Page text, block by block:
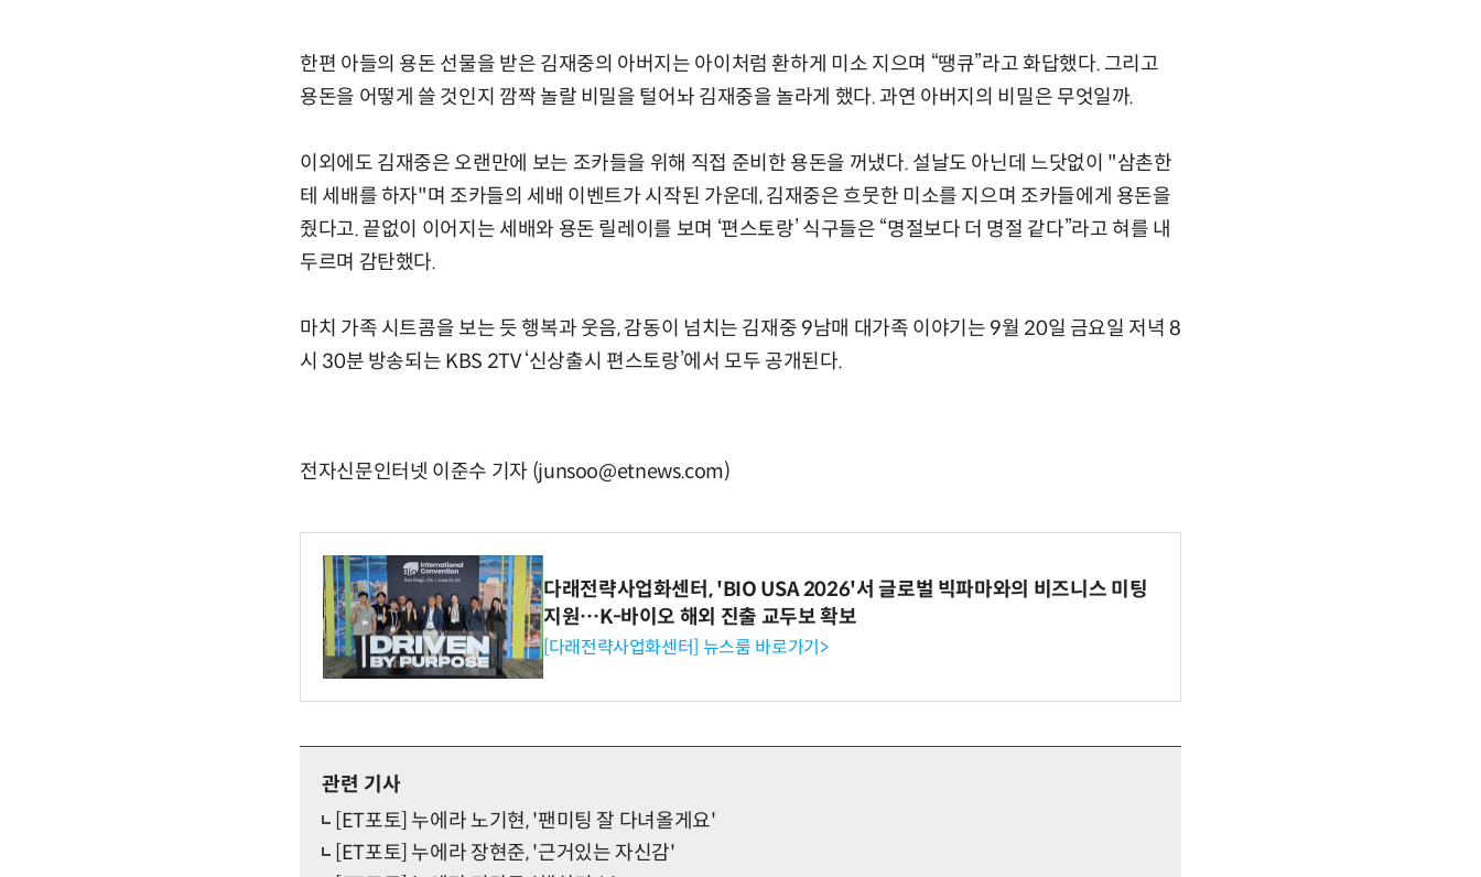
한편 아들의 용돈 선물을 받은 김재중의 아버지는 아이처럼 환하게 미소 지으며 “땡큐”라고 화답했다. 그리고
용돈을 어떻게 쓸 것인지 깜짝 놀랄 비밀을 털어놔 김재중을 놀라게 했다. 과연 아버지의 비밀은 무엇일까.
이외에도 김재중은 오랜만에 보는 조카들을 위해 직접 준비한 용돈을 꺼냈다. 설날도 아닌데 느닷없이 "삼촌한
테 세배를 하자"며 조카들의 세배 이벤트가 시작된 가운데, 김재중은 흐뭇한 미소를 지으며 조카들에게 용돈을
줬다고. 끝없이 이어지는 세배와 용돈 릴레이를 보며 ‘편스토랑’ 식구들은 “명절보다 더 명절 같다”라고 혀를 내
두르며 감탄했다.
마치 가족 시트콤을 보는 듯 행복과 웃음, 감동이 넘치는 김재중 9남매 대가족 이야기는 9월 20일 금요일 저녁 8
시 30분 방송되는 KBS 2TV ‘신상출시 편스토랑’에서 모두 공개된다.
전자신문인터넷 이준수 기자 (junsoo@etnews.com)
다래전략사업화센터, 'BIO USA 2026'서 글로벌 빅파마와의 비즈니스 미팅
지원…K-바이오 해외 진출 교두보 확보
[다래전략사업화센터] 뉴스룸 바로가기>
관련 기사
[ET포토] 누에라 노기현, '팬미팅 잘 다녀올게요'
[ET포토] 누에라 장현준, '근거있는 자신감'